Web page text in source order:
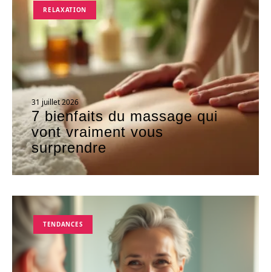
RELAXATION
31 juillet 2026
7 bienfaits du massage qui
vont vraiment vous
surprendre
TENDANCES